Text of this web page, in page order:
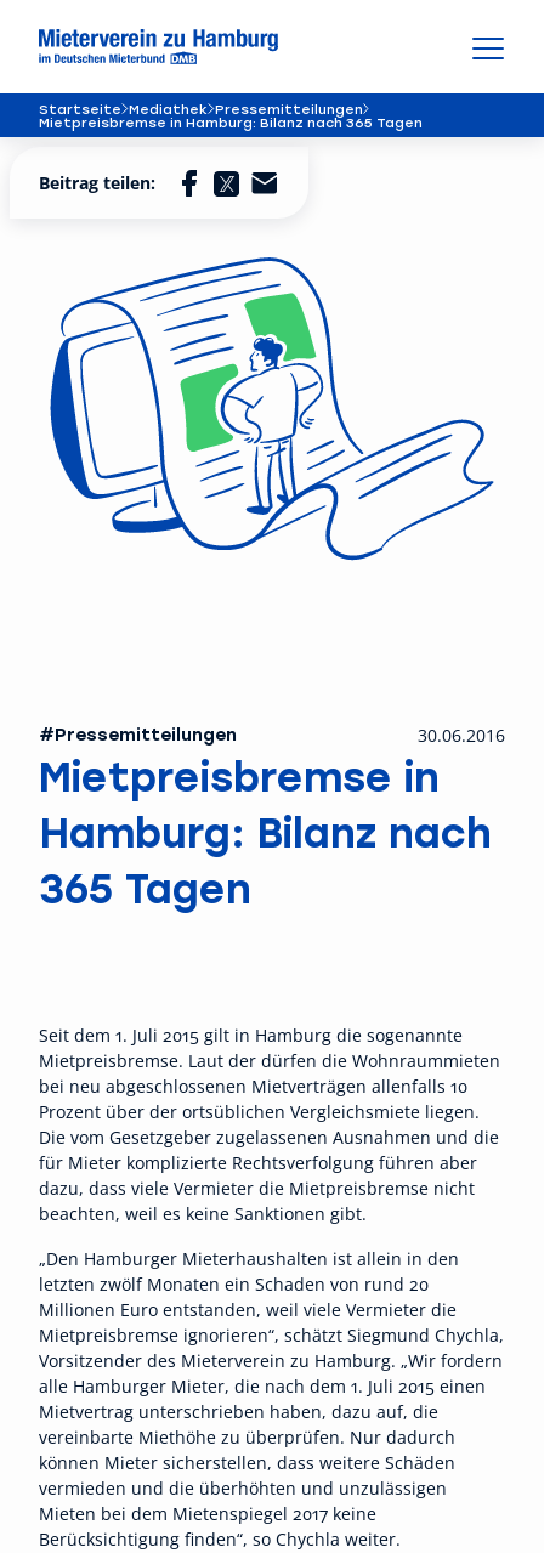
Startseite Mediathek Pressemitteilungen
Mietpreisbremse in Hamburg: Bilanz nach 365 Tagen
#Pressemitteilungen 30.06.2016
Mietpreisbremse in
Hamburg: Bilanz nach
365 Tagen
Beitrag teilen:
Seit dem 1. Juli 2015 gilt in Hamburg die sogenannte
Mietpreisbremse. Laut der dürfen die Wohnraummieten
bei neu abgeschlossenen Mietverträgen allenfalls 10
Prozent über der ortsüblichen Vergleichsmiete liegen.
Die vom Gesetzgeber zugelassenen Ausnahmen und die
für Mieter komplizierte Rechtsverfolgung führen aber
dazu, dass viele Vermieter die Mietpreisbremse nicht
beachten, weil es keine Sanktionen gibt.
„Den Hamburger Mieterhaushalten ist allein in den
letzten zwölf Monaten ein Schaden von rund 20
Millionen Euro entstanden, weil viele Vermieter die
Mietpreisbremse ignorieren“, schätzt Siegmund Chychla,
Vorsitzender des Mieterverein zu Hamburg. „Wir fordern
alle Hamburger Mieter, die nach dem 1. Juli 2015 einen
Mietvertrag unterschrieben haben, dazu auf, die
vereinbarte Miethöhe zu überprüfen. Nur dadurch
können Mieter sicherstellen, dass weitere Schäden
vermieden und die überhöhten und unzulässigen
Mieten bei dem Mietenspiegel 2017 keine
Berücksichtigung finden“, so Chychla weiter.